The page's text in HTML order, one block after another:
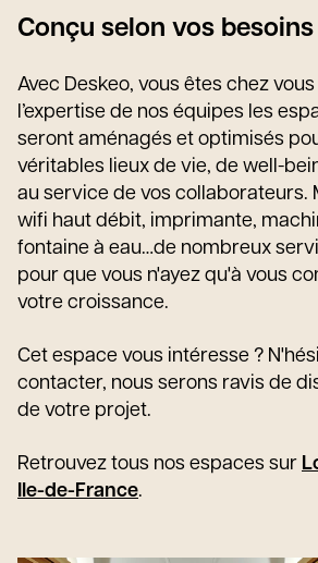
Conçu selon vos besoins
Avec Deskeo, vous êtes chez vous
l’expertise de nos équipes les
seront aménagés et optimisés
véritables lieux de vie, de well-
au service de vos collaborateurs.
wifi haut débit, imprimante,
fontaine à eau…de nombreux
pour que vous n'ayez qu'à vous
votre croissance.
Cet espace vous intéresse ?
contacter, nous serons ravis de
de votre projet.
Retrouvez tous nos espaces sur
Ile-de-France.